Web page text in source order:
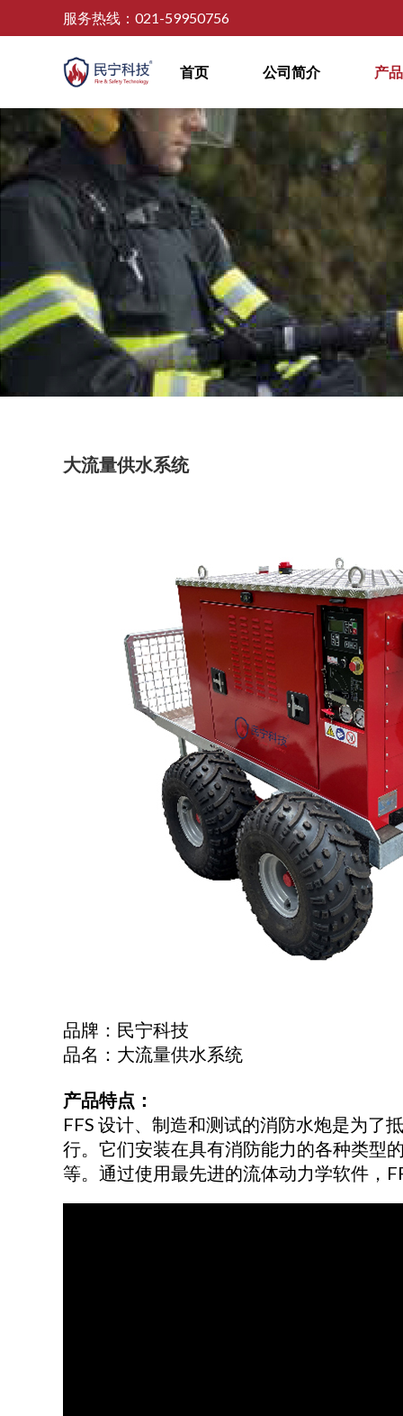
服务热线：021-59950756
首页 公司简介 产
大流量供水系统
品牌：民宁科技
品名：大流量供水系统
产品特点：
FFS 设计、制造和测试的消防水炮是为了
行。它们安装在具有消防能力的各种类型
等。通过使用最先进的流体动力学软件，